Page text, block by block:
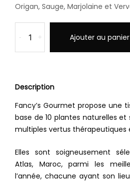
Origan, Sauge, Marjolaine et
- + Ajouter au panier
Description
Fancy’s Gourmet propose une
base de 10 plantes naturelles
multiples vertus thérapeutiques
Elles sont soigneusement
Atlas, Maroc, parmi les
l’année, chacune ayant son